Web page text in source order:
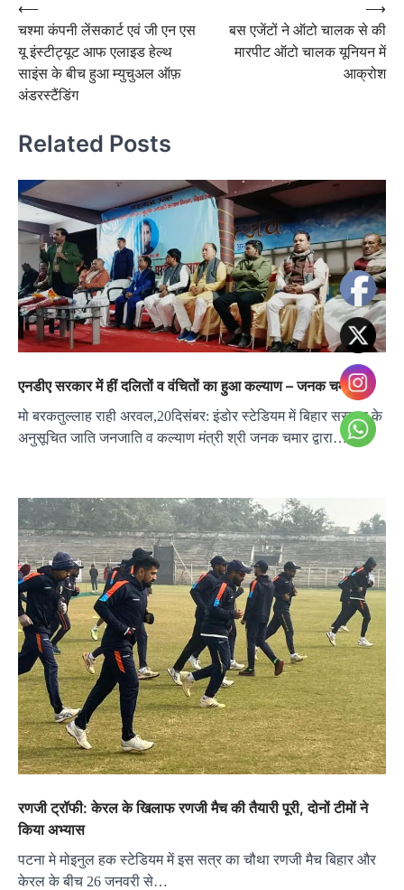
Post
navigation
⟵
चश्मा कंपनी लेंसकार्ट एवं जी एन एस
यू इंस्टीट्यूट आफ एलाइड हेल्थ
साइंस के बीच हुआ म्युचुअल ऑफ़
अंडरस्टैंडिंग
बस एजेंटों ने ऑटो चालक से की
मारपीट ऑटो चालक यूनियन में
आक्रोश
⟶
Related Posts
एनडीए सरकार में हीं दलितों व वंचितों का हुआ कल्याण – जनक चमार
मो बरकतुल्लाह राही अरवल,20दिसंबर: इंडोर स्टेडियम में बिहार सरकार के
अनुसूचित जाति जनजाति व कल्याण मंत्री श्री जनक चमार द्वारा…
रणजी ट्रॉफी: केरल के खिलाफ रणजी मैच की तैयारी पूरी, दोनों टीमों ने
किया अभ्यास
पटना मे मोइनुल हक स्टेडियम में इस सत्र का चौथा रणजी मैच बिहार और
केरल के बीच 26 जनवरी से…